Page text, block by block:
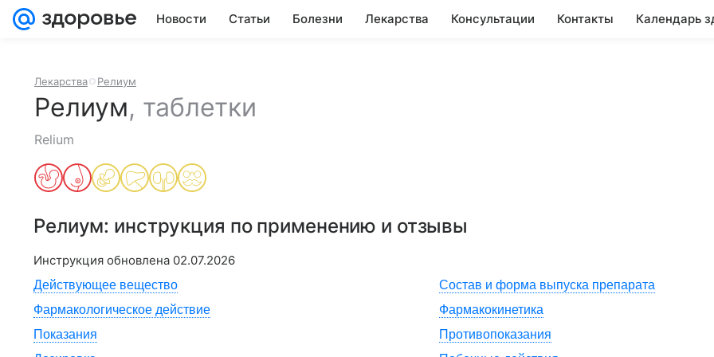
Новости Статьи Болезни Лекарства Консультации Контакты Календарь
Лекарства Релиум
Релиум, таблетки
Relium
Релиум: инструкция по применению и отзывы
Инструкция обновлена 02.07.2026
Действующее вещество
Состав и форма выпуска препарата
Фармакологическое действие
Фармакокинетика
Показания
Противопоказания